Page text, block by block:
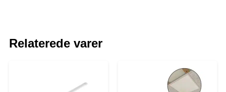
Relaterede varer